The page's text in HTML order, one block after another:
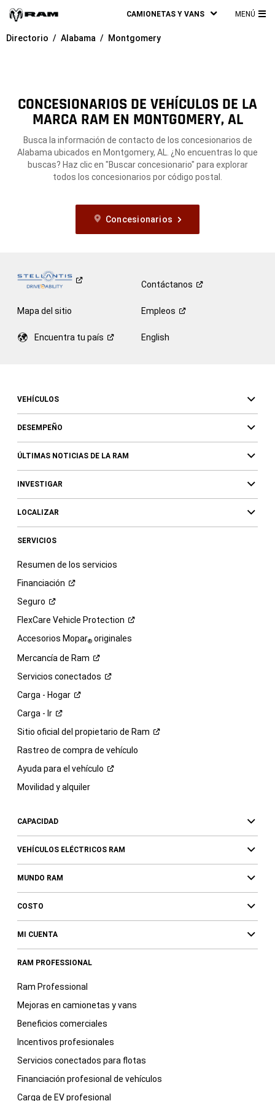
CAMIONETAS Y VANS MENÚ
Directorio Alabama Montgomery
CONCESIONARIOS DE VEHÍCULOS DE LA
MARCA RAM EN MONTGOMERY, AL
Busca la información de contacto de los concesionarios de
Alabama ubicados en Montgomery, AL. ¿No encuentras lo que
buscas? Haz clic en "Buscar concesionario" para explorar
todos los concesionarios por código postal.
Concesionarios
Contáctanos
Mapa del sitio Empleos
Encuentra tu país English
VEHÍCULOS
DESEMPEÑO
ÚLTIMAS NOTICIAS DE LA RAM
INVESTIGAR
LOCALIZAR
SERVICIOS
Resumen de los servicios
Financiación
Seguro
FlexCare Vehicle Protection
Accesorios Mopar®originales
Mercancía de Ram
Servicios conectados
Carga - Hogar
Carga - Ir
Sitio oficial del propietario de Ram
Rastreo de compra de vehículo
Ayuda para el vehículo
Movilidad y alquiler
CAPACIDAD
VEHÍCULOS ELÉCTRICOS RAM
MUNDO RAM
COSTO
MI CUENTA
RAM PROFESSIONAL
Ram Professional
Mejoras en camionetas y vans
Beneficios comerciales
Incentivos profesionales
Servicios conectados para flotas
Financiación profesional de vehículos
Carga de EV profesional